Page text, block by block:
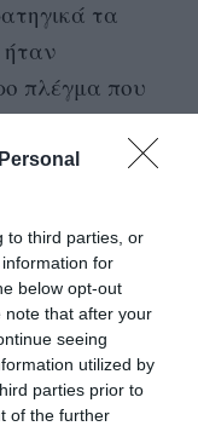
to third parties, or
for
below opt-out
note that after your
seeing
utilized by
parties prior to
of the further
τα
ήταν
πλέγμα που
χάντρες
επιπέδων
της το
μάζεψε τα
πλάι.